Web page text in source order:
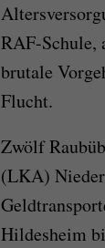
RAF-Schule,
brutale
Flucht.
Zwölf
(LKA)
Hildesheim